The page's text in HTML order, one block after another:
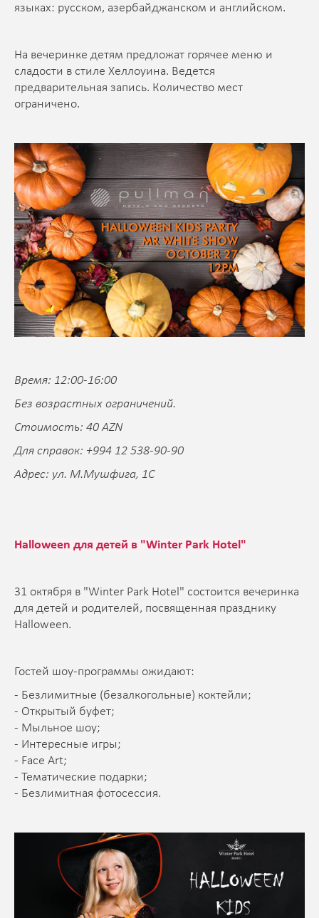
языках: русском, азербайджанском и английском.
На вечеринке детям предложат горячее меню и
сладости в стиле Хеллоуина. Ведется
предварительная запись. Количество мест
ограничено.
Время: 12:00-16:00
Без возрастных ограничений.
Стоимость: 40 AZN
Для справок: +994 12 538-90-90
Адрес: ул. М.Мушфига, 1C
Halloween для детей в "Winter Park Hotel"
31 октября в "Winter Park Hotel" состоится вечеринка
для детей и родителей, посвященная празднику
Halloween.
Гостей шоу-программы ожидают:
- Безлимитные (безалкогольные) коктейли;
- Открытый буфет;
- Мыльное шоу;
- Интересные игры;
- Face Art;
- Тематические подарки;
- Безлимитная фотосессия.